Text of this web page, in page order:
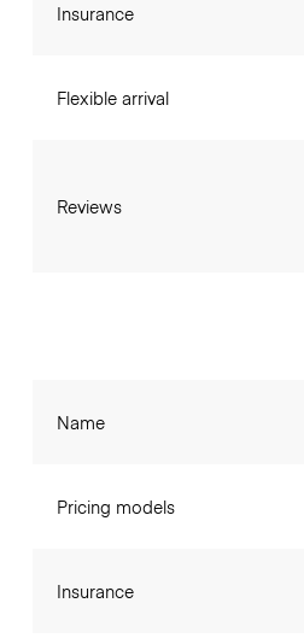
Insurance
Flexible arrival
Reviews
Name
Pricing models
Insurance